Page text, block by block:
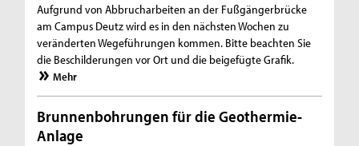
Aufgrund von Abbrucharbeiten an der Fußgängerbrücke
am Campus Deutz wird es in den nächsten Wochen zu
veränderten Wegeführungen kommen. Bitte beachten Sie
die Beschilderungen vor Ort und die beigefügte Grafik.
Mehr
Brunnenbohrungen für die Geothermie-
Anlage